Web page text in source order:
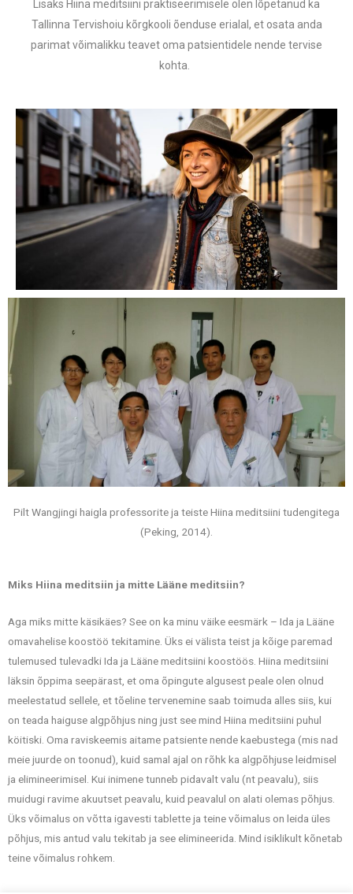
Lisaks Hiina meditsiini praktiseerimisele olen lõpetanud ka
Tallinna Tervishoiu kõrgkooli õenduse erialal, et osata anda
parimat võimalikku teavet oma patsientidele nende tervise
kohta.
Pilt Wangjingi haigla professorite ja teiste Hiina meditsiini tudengitega
(Peking, 2014).
Miks Hiina meditsiin ja mitte Lääne meditsiin?
Aga miks mitte käsikäes? See on ka minu väike eesmärk – Ida ja Lääne
omavahelise koostöö tekitamine. Üks ei välista teist ja kõige paremad
tulemused tulevadki Ida ja Lääne meditsiini koostöös. Hiina meditsiini
läksin õppima seepärast, et oma õpingute algusest peale olen olnud
meelestatud sellele, et tõeline tervenemine saab toimuda alles siis, kui
on teada haiguse algpõhjus ning just see mind Hiina meditsiini puhul
köitiski. Oma raviskeemis aitame patsiente nende kaebustega (mis nad
meie juurde on toonud), kuid samal ajal on rõhk ka algpõhjuse leidmisel
ja elimineerimisel. Kui inimene tunneb pidavalt valu (nt peavalu), siis
muidugi ravime akuutset peavalu, kuid peavalul on alati olemas põhjus.
Üks võimalus on võtta igavesti tablette ja teine võimalus on leida üles
põhjus, mis antud valu tekitab ja see elimineerida. Mind isiklikult kõnetab
teine võimalus rohkem.